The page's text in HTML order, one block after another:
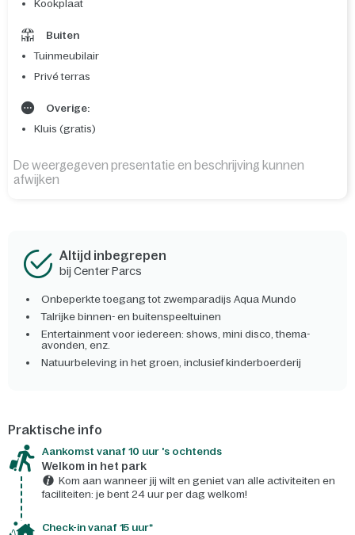
Kookplaat
Buiten
Tuinmeubilair
Privé terras
Overige:
Kluis (gratis)
De weergegeven presentatie en beschrijving kunnen
afwijken
Altijd inbegrepen
bij Center Parcs
Onbeperkte toegang tot zwemparadijs Aqua Mundo
Talrijke binnen- en buitenspeeltuinen
Entertainment voor iedereen: shows, mini disco, thema-
avonden, enz.
Natuurbeleving in het groen, inclusief kinderboerderij
Praktische info
Aankomst vanaf 10 uur 's ochtends
Welkom in het park
Kom aan wanneer jij wilt en geniet van alle activiteiten en
faciliteiten: je bent 24 uur per dag welkom!
Check-in vanaf 15 uur*